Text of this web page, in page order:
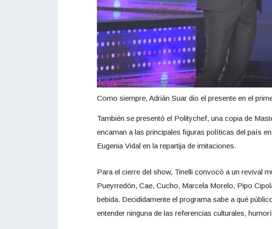
Como siempre, Adrián Suar dio el presente en el
También se presentó el Politychef, una copia de
encarnan a las principales figuras políticas del país
Eugenia Vidal en la repartija de imitaciones.
Para el cierre del show, Tinelli convocó a un revival
Pueyrredón, Cae, Cucho, Marcela Morelo, Pipo
bebida. Decididamente el programa sabe a qué
entender ninguna de las referencias culturales,